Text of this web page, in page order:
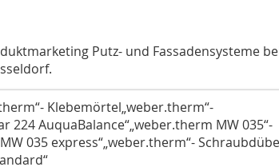
Putz- und Fassadensysteme
Klebemörtel„weber.therm“-
224 AuquaBalance“„weber.therm MW 035“-
035 express“„weber.therm“-